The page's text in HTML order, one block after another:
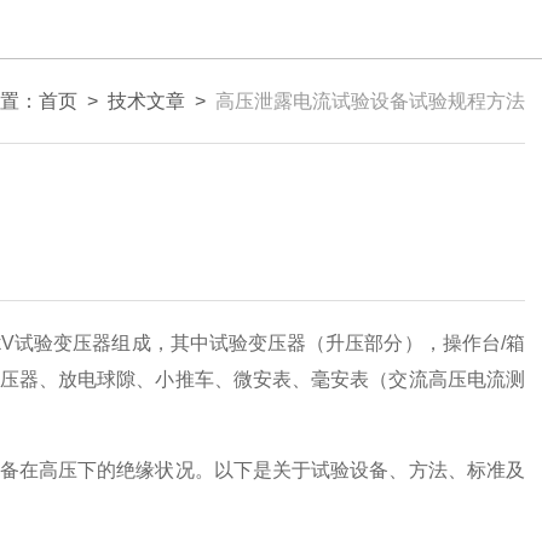
： 首页 > 技术文章 > 高压泄露电流试验设备试验规程方法
验变压器组成，其中试验变压器（升压部分），操作台/箱
器、放电球隙、小推车、微安表、毫安表（交流高压电流测
在高压下的绝缘状况。以下是关于试验设备、方法、标准及